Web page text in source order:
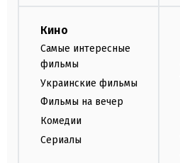
Кино
Самые интересные
фильмы
Украинские фильмы
Фильмы на вечер
Комедии
Сериалы